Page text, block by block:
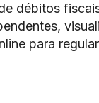
débitos
para